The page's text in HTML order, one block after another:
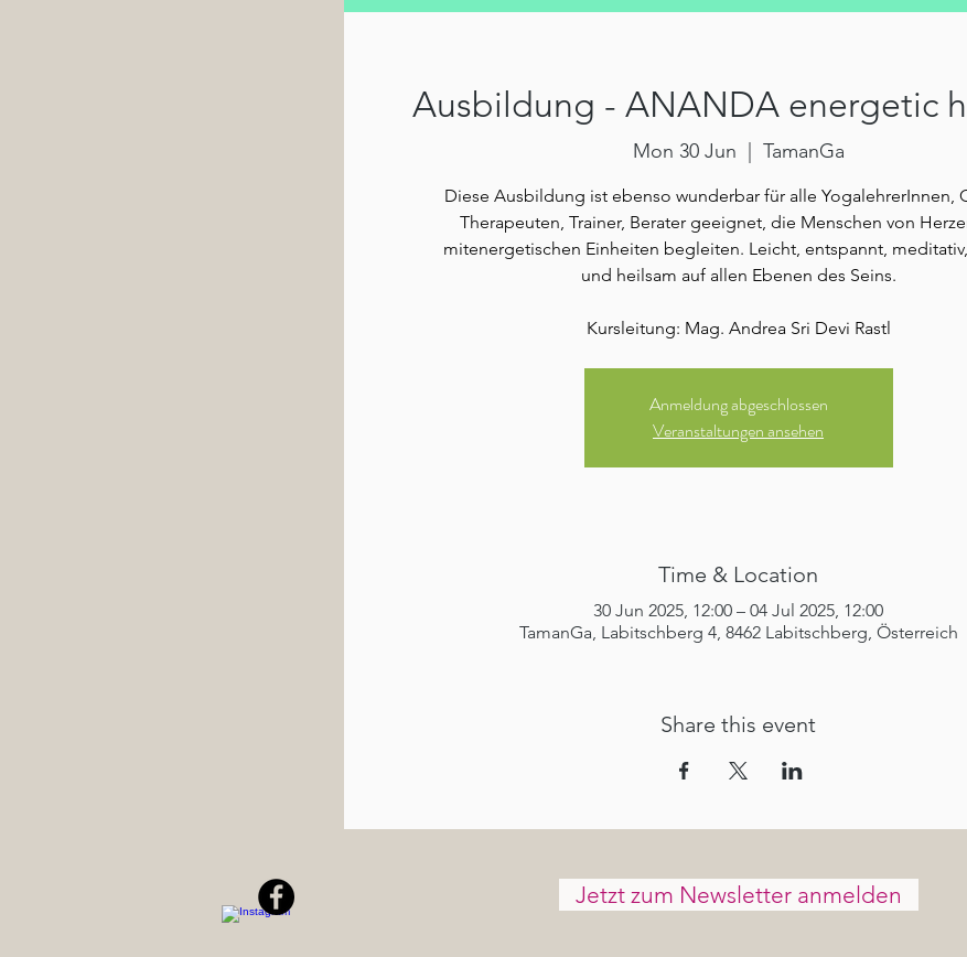
Ausbildung - ANANDA energetic
Mon 30 Jun TamanGa
Diese Ausbildung ist ebenso wunderbar für alle YogalehrerInnen,
Therapeuten, Trainer, Berater geeignet, die Menschen von
mitenergetischen Einheiten begleiten. Leicht, entspannt,
und heilsam auf allen Ebenen des Seins.
Kursleitung: Mag. Andrea Sri Devi Rastl
Anmeldung abgeschlossen
Veranstaltungen ansehen
Time & Location
30 Jun 2025, 12:00 – 04 Jul 2025, 12:00
TamanGa, Labitschberg 4, 8462 Labitschberg, Österreich
Share this event
Jetzt zum Newsletter anmelden